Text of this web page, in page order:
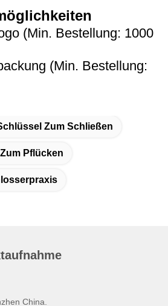
(Min. Bestellung: 1000
(Min. Bestellung:
Zum Schließen
Pflücken
China.